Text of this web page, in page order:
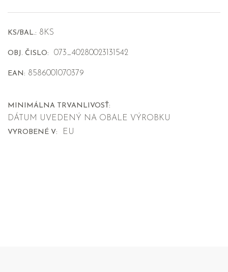
KS/BAL.: 8KS
OBJ. ČISLO: 073_40280023131542
EAN: 8586001070379
MINIMÁLNA TRVANLIVOSŤ:
DÁTUM UVEDENÝ NA OBALE VÝROBKU
VYROBENÉ V: EU